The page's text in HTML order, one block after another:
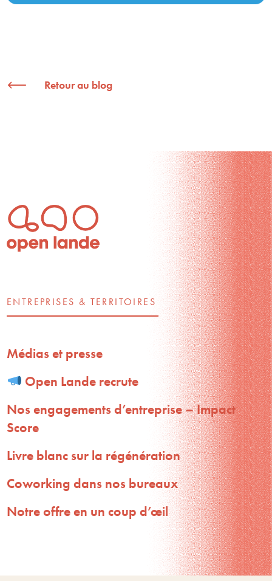
Retour au blog
ENTREPRISES & TERRITOIRES
Médias et presse
Open Lande recrute
Nos engagements d’entreprise – Impact
Score
Livre blanc sur la régénération
Coworking dans nos bureaux
Notre offre en un coup d’œil